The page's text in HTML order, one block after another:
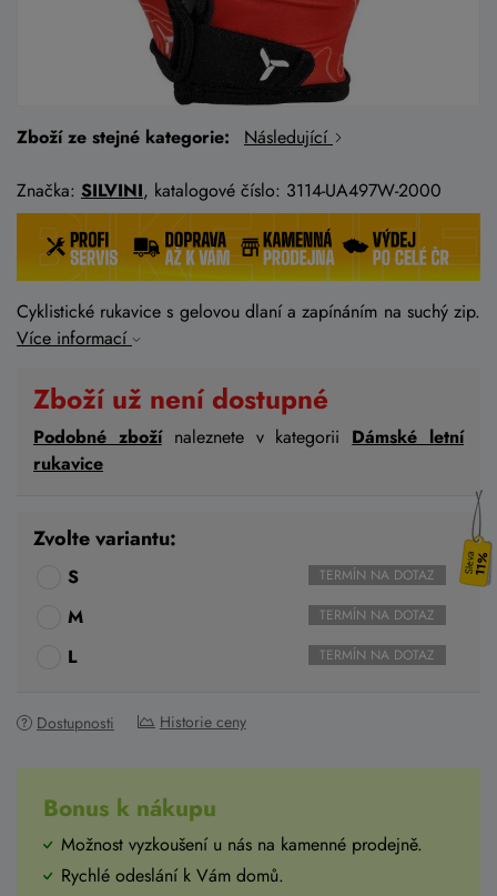
Zboží ze stejné kategorie: Následující
Značka: SILVINI, katalogové číslo: 3114-UA497W-2000
Cyklistické rukavice s gelovou dlaní a zapínáním na suchý zip.
Více informací
Zboží už není dostupné
Podobné zbožínaleznete v kategorii Dámské letní
rukavice
11%
Zvolte variantu:
S TERMÍN NA DOTAZ
M TERMÍN NA DOTAZ
L TERMÍN NA DOTAZ
Dostupnosti Historie ceny
Bonus k nákupu
Možnost vyzkoušení u nás na kamenné prodejně.
Rychlé odeslání k Vám domů.